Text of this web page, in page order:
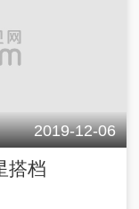
2019-12-06
搭档